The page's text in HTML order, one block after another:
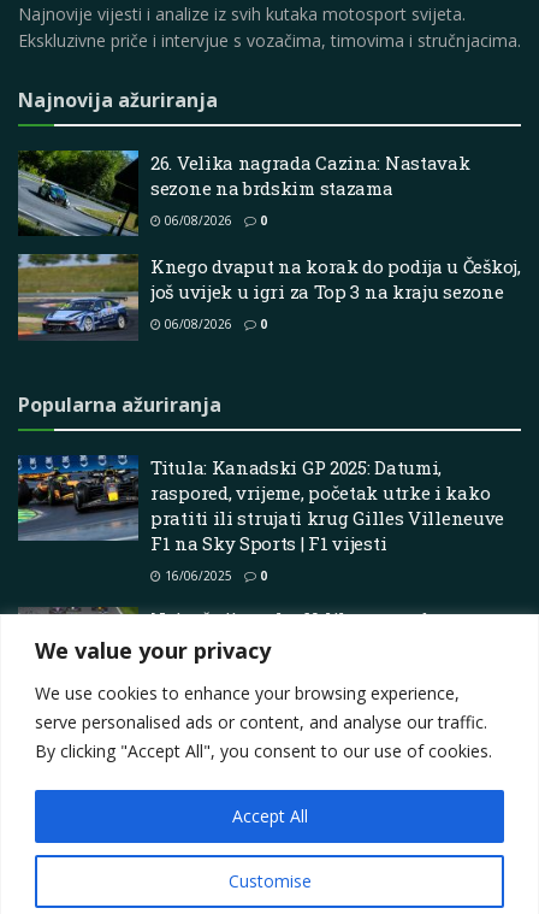
We value your privacy
We use cookies to enhance your browsing experience,
serve personalised ads or content, and analyse our traffic.
By clicking "Accept All", you consent to our use of cookies.
Customise
Accept All
Najnovije vijesti i analize iz svih kutaka motosport svijeta.
Ekskluzivne priče i intervjue s vozačima, timovima i stručnjacima.
Najnovija ažuriranja
26. Velika nagrada Cazina: Nastavak
sezone na brdskim stazama
06/08/2026 0
Knego dvaput na korak do podija u Češkoj,
još uvijek u igri za Top 3 na kraju sezone
06/08/2026 0
Popularna ažuriranja
Titula: Kanadski GP 2025: Datumi,
raspored, vrijeme, početak utrke i kako
pratiti ili strujati krug Gilles Villeneuve
F1 na Sky Sports | F1 vijesti
16/06/2025 0
Najvažnije utrke: Velika nagrada
Australije 2026. – Formula 1
Contact
Privacy Policy
Terms Marketing i oglašavanje